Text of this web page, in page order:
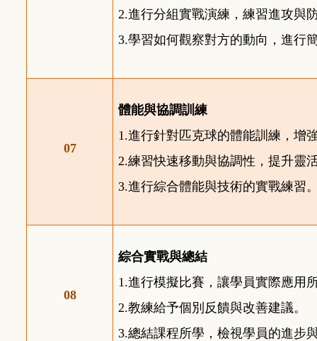
2.進行分組實戰演練，練習進攻與
3.學習如何觀察對方的動向，進行
07
體能與協調訓練
1.進行針對匹克球的體能訓練，增
2.練習快速移動與協調性，提升靈
3.進行綜合體能與技術的實戰練習
08
綜合實戰與總結
1.進行模擬比賽，讓學員實際應用
2.教練給予個別反饋與改善建議。
3.總結課程所學，檢視學員的進步